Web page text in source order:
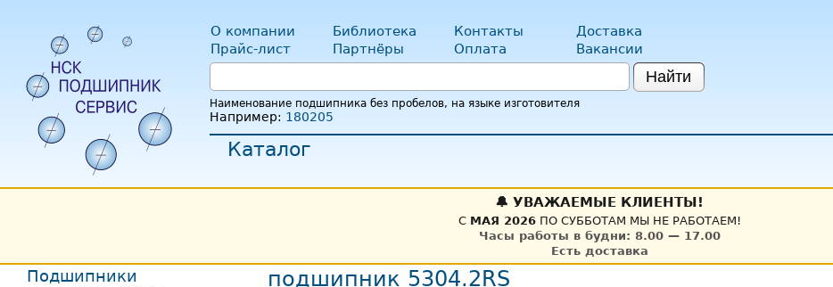
О компании Библиотека Контакты
Доставка
Прайс-лист
Партнёры Оплата Вакансии
Найти
Наименование подшипника без пробелов, на языке изготовителя
Например: 180205
Каталог
🔔 УВАЖАЕМЫЕ КЛИЕНТЫ!
С МАЯ 2026ПО СУББОТАМ МЫ НЕ РАБОТАЕМ!
Часы работы в будни: 8.00 — 17.00
Есть доставка
подшипник 5304.2RS
Подшипники